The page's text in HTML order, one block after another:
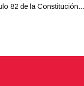
82 de la Constitución...